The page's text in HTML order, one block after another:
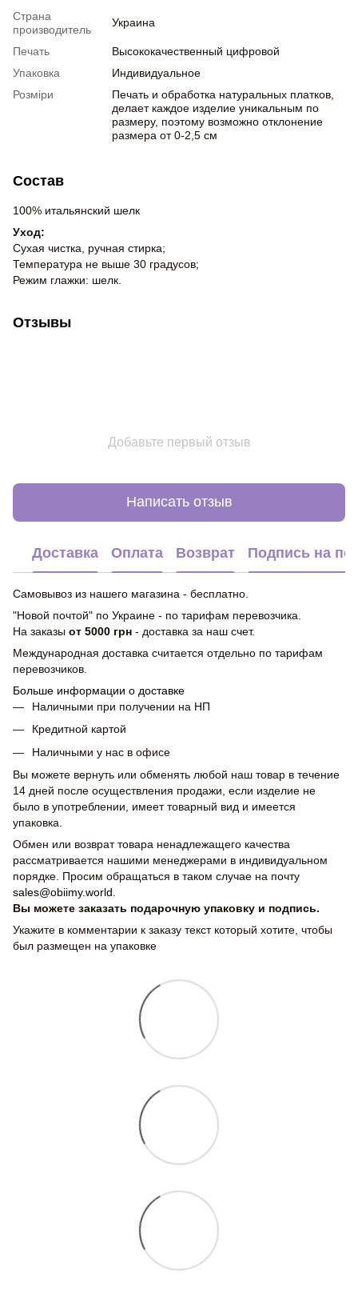
Страна
производитель
Украина
Печать
Высококачественный цифровой
Упаковка
Индивидуальное
Розміри
Печать и обработка натуральных платков,
делает каждое изделие уникальным по
размеру, поэтому возможно отклонение
размера от 0-2,5 см
Состав
100% итальянский шелк
Уход:
Сухая чистка, ручная стирка;
Температура не выше 30 градусов;
Режим глажки: шелк.
Отзывы
Добавьте первый отзыв
Написать отзыв
Доставка Оплата Возврат Подпись на
Самовывоз из нашего магазина - бесплатно.
"Новой почтой" по Украине - по тарифам перевозчика.
На заказы от 5000 грн - доставка за наш счет.
Международная доставка считается отдельно по тарифам
перевозчиков.
Больше информации о доставке
Наличными при получении на НП
Кредитной картой
Наличными у нас в офисе
Вы можете вернуть или обменять любой наш товар в течение
14 дней после осуществления продажи, если изделие не
было в употреблении, имеет товарный вид и имеется
упаковка.
Обмен или возврат товара ненадлежащего качества
рассматривается нашими менеджерами в индивидуальном
порядке. Просим обращаться в таком случае на почту
sales@obiimy.world
Вы можете заказать подарочную упаковку и подпись.
Укажите в комментарии к заказу текст который хотите, чтобы
был размещен на упаковке